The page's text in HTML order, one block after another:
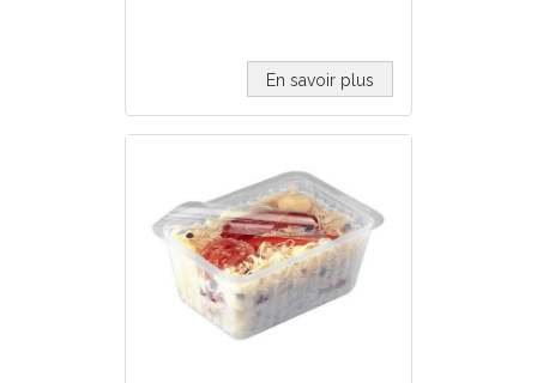
En savoir plus